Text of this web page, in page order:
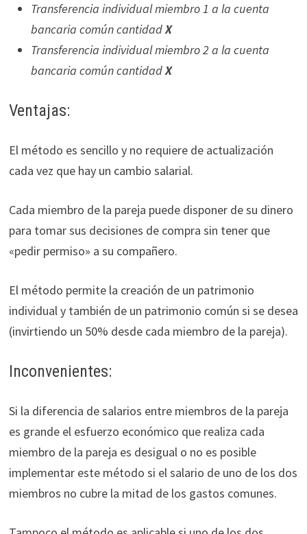
Transferencia individual miembro 1 a la cuenta
bancaria común cantidadX
Transferencia individual miembro 2 a la cuenta
bancaria común cantidadX
Ventajas:
El método es sencillo y no requiere de actualización
cada vez que hay un cambio salarial.
Cada miembro de la pareja puede disponer de su dinero
para tomar sus decisiones de compra sin tener que
«pedir permiso» a su compañero.
El método permite la creación de un patrimonio
individual y también de un patrimonio común si se desea
(invirtiendo un 50% desde cada miembro de la pareja).
Inconvenientes:
Si la diferencia de salarios entre miembros de la pareja
es grande el esfuerzo económico que realiza cada
miembro de la pareja es desigual o no es posible
implementar este método si el salario de uno de los dos
miembros no cubre la mitad de los gastos comunes.